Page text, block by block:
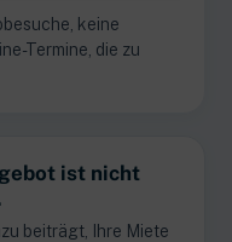
keine
Termine, die zu
ist nicht
beiträgt, Ihre Miete